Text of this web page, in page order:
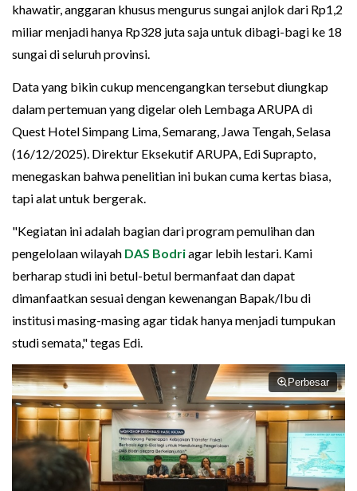
khawatir, anggaran khusus mengurus sungai anjlok dari Rp1,2
miliar menjadi hanya Rp328 juta saja untuk dibagi-bagi ke 18
sungai di seluruh provinsi.
Data yang bikin cukup mencengangkan tersebut diungkap
dalam pertemuan yang digelar oleh Lembaga ARUPA di
Quest Hotel Simpang Lima, Semarang, Jawa Tengah, Selasa
(16/12/2025). Direktur Eksekutif ARUPA, Edi Suprapto,
menegaskan bahwa penelitian ini bukan cuma kertas biasa,
tapi alat untuk bergerak.
"Kegiatan ini adalah bagian dari program pemulihan dan
pengelolaan wilayah DAS Bodriagar lebih lestari. Kami
berharap studi ini betul-betul bermanfaat dan dapat
dimanfaatkan sesuai dengan kewenangan Bapak/Ibu di
institusi masing-masing agar tidak hanya menjadi tumpukan
studi semata," tegas Edi.
Perbesar